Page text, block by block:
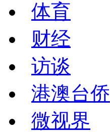
体育
财经
访谈
港澳台侨
微视界